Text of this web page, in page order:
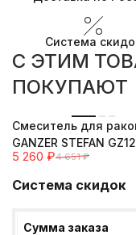
Система
C ЭТИМ
ПОКУПАЮТ
Cмеситель для
GANZER STEFAN
CHROME
5 260 ₽4 651 ₽
Система скидок
Сумма заказа